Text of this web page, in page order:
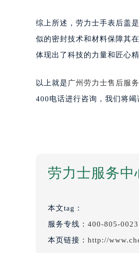
综上所述，劳力士手表后盖
似的密封技术和材料保障其
体现出了科技的力量和匠心精
以上就是 广州劳力士售后服
400电话进行咨询，我们将竭
劳力士服务中
本文tag：
服务专线： 400-805-0023
本页链接： http://